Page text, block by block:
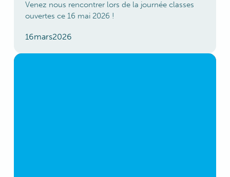
Venez nous rencontrer lors de la journée classes
ouvertes ce 16 mai 2026 !
16mars2026